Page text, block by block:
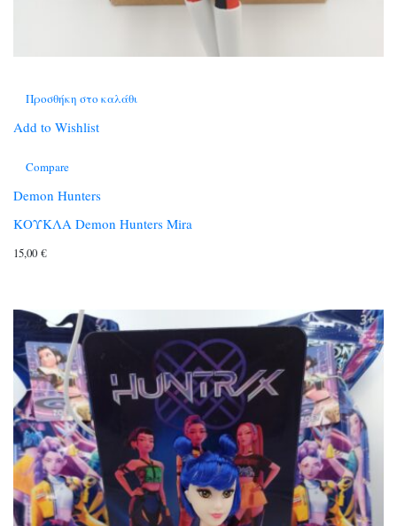
Προσθήκη στο καλάθι
Add to Wishlist
Compare
Demon Hunters
ΚΟΥΚΛΑ Demon Hunters Mira
15,00 €